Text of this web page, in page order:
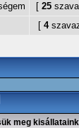
[ 25
[ 4
meg